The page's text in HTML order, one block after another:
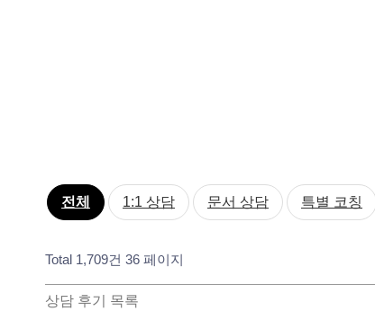
전체 1:1 상담 문서 상담 특별 코칭
Total 1,709건 36 페이지
상담 후기 목록